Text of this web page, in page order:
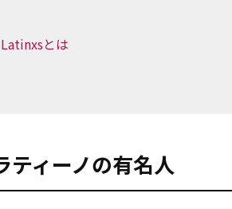
とは
ティーノの有名人